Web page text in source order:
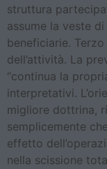
struttura
assume la veste
beneficiarie.
dell’attività. La
“continua la
interpretativi.
migliore dottrina,
semplicemente
effetto
nella scissione